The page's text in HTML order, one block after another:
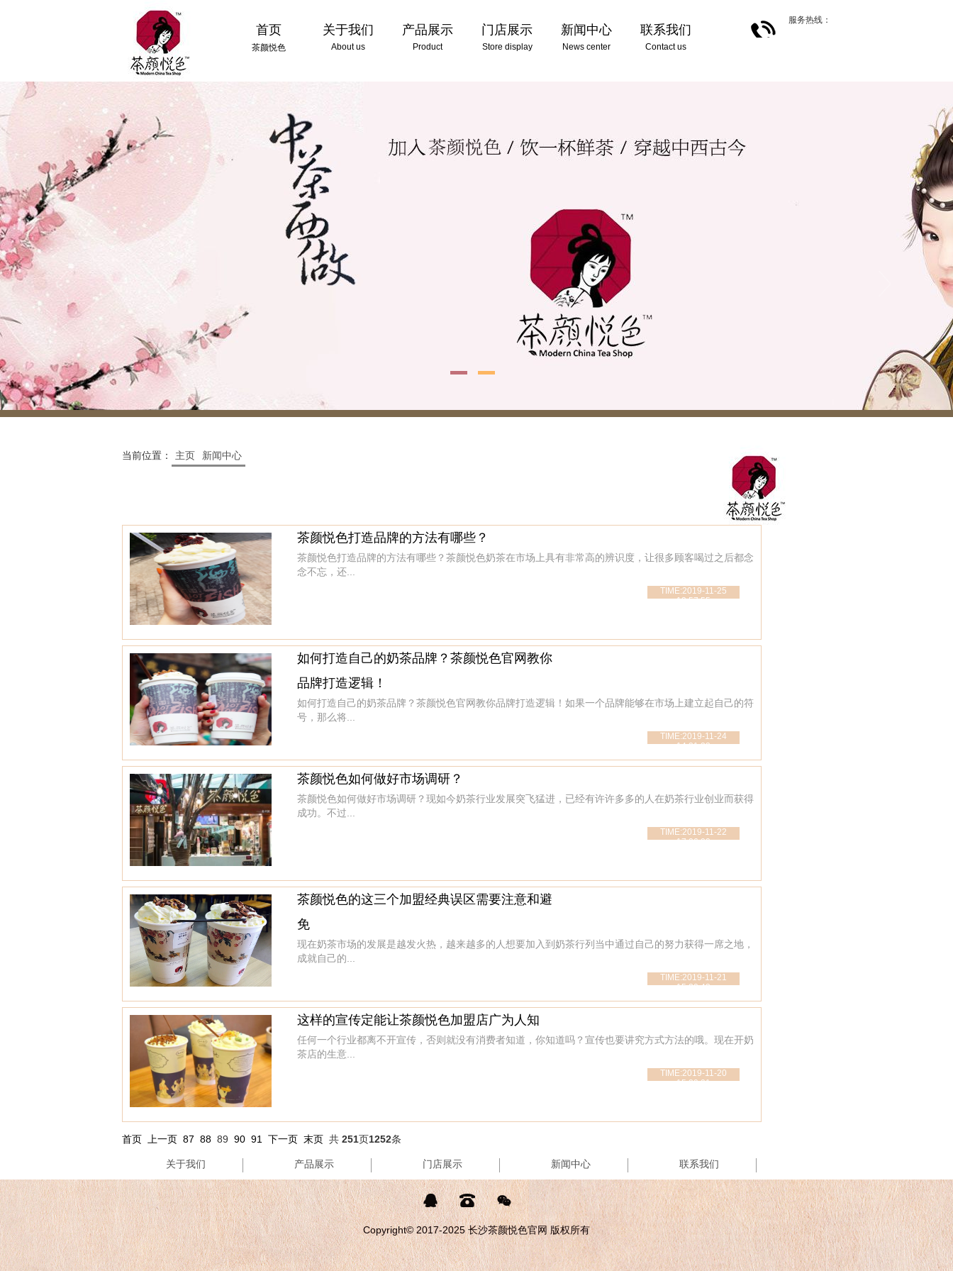
首页
茶颜悦色
关于我们
About us
产品展示
Product
门店展示
Store display
新闻中心
News center
联系我们
Contact us
服务热线：
当前位置： 主页 新闻中心
茶颜悦色打造品牌的方法有哪些？
茶颜悦色打造品牌的方法有哪些？茶颜悦色奶茶在市场上具有非常高的辨识度，让很多顾客喝过之后都念
念不忘，还...
TIME:2019-11-25
13:57:55
如何打造自己的奶茶品牌？茶颜悦色官网教你
品牌打造逻辑！
如何打造自己的奶茶品牌？茶颜悦色官网教你品牌打造逻辑！如果一个品牌能够在市场上建立起自己的符
号，那么将...
TIME:2019-11-24
14:21:23
茶颜悦色如何做好市场调研？
茶颜悦色如何做好市场调研？现如今奶茶行业发展突飞猛进，已经有许许多多的人在奶茶行业创业而获得
成功。不过...
TIME:2019-11-22
17:06:00
茶颜悦色的这三个加盟经典误区需要注意和避
免
现在奶茶市场的发展是越发火热，越来越多的人想要加入到奶茶行列当中通过自己的努力获得一席之地，
成就自己的...
TIME:2019-11-21
15:20:43
这样的宣传定能让茶颜悦色加盟店广为人知
任何一个行业都离不开宣传，否则就没有消费者知道，你知道吗？宣传也要讲究方式方法的哦。现在开奶
茶店的生意...
TIME:2019-11-20
15:20:01
首页 上一页 87 88 89 90 91 下一页 末页 共 251页1252条
关于我们 产品展示 门店展示 新闻中心 联系我们
  
Copyright© 2017-2025 长沙茶颜悦色官网 版权所有